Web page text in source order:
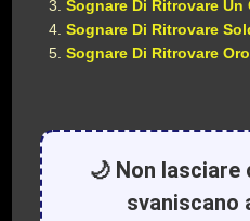
Sognare Di Ritrovare Un
Sognare Di Ritrovare
Sognare Di Ritrovare Oro
🌙 Non
svaniscano